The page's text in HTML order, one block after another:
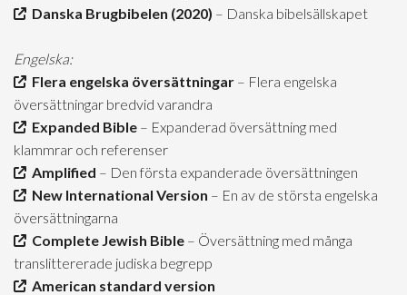
Danska Brugbibelen (2020) – Danska bibelsällskapet
Engelska:
Flera engelska översättningar – Flera engelska
översättningar bredvid varandra
Expanded Bible – Expanderad översättning med
klammrar och referenser
Amplified – Den första expanderade översättningen
New International Version – En av de största engelska
översättningarna
Complete Jewish Bible – Översättning med många
translittererade judiska begrepp
American standard version